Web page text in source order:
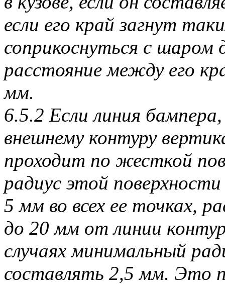
если его край загнут
соприкоснуться с
расстояние между его
мм.
6.5.2 Если линия
внешнему контуру
проходит по жесткой
радиус этой
5 мм во всех ее точках,
до 20 мм от линии
случаях минимальный
составлять 2,5 мм. Это